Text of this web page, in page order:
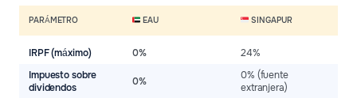
PARÁMETRO EAU SINGAPUR
IRPF (máximo) 0% 24%
Impuesto sobre
dividendos
0%
0% (fuente
extranjera)